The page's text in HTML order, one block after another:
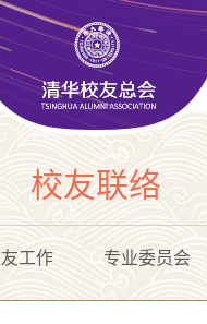
校友联络
工作 专业委员会